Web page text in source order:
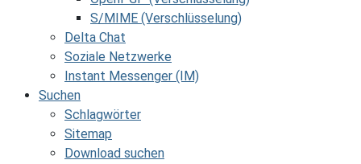
S/MIME (Verschlüsselung)
Delta Chat
Soziale Netzwerke
Instant Messenger (IM)
Suchen
Schlagwörter
Sitemap
Download suchen